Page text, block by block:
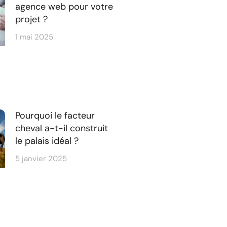
agence web pour votre
projet ?
1 mai 2025
Pourquoi le facteur
cheval a-t-il construit
le palais idéal ?
5 janvier 2025